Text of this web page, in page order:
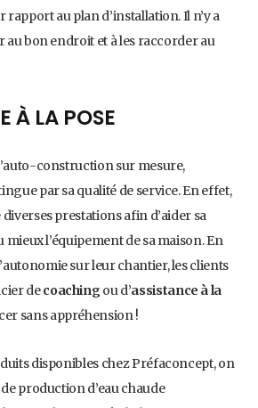
au plan d’installation. Il n’y a
au bon endroit et à les raccorder au
À LA POSE
construction sur mesure,
par sa qualité de service. En effet,
prestations afin d’aider sa
mieux l’équipement de sa maison. En
sur leur chantier, les clients
decoachingou d’assistance à la
sans appréhension !
disponibles chez Préfaconcept, on
production d’eau chaude